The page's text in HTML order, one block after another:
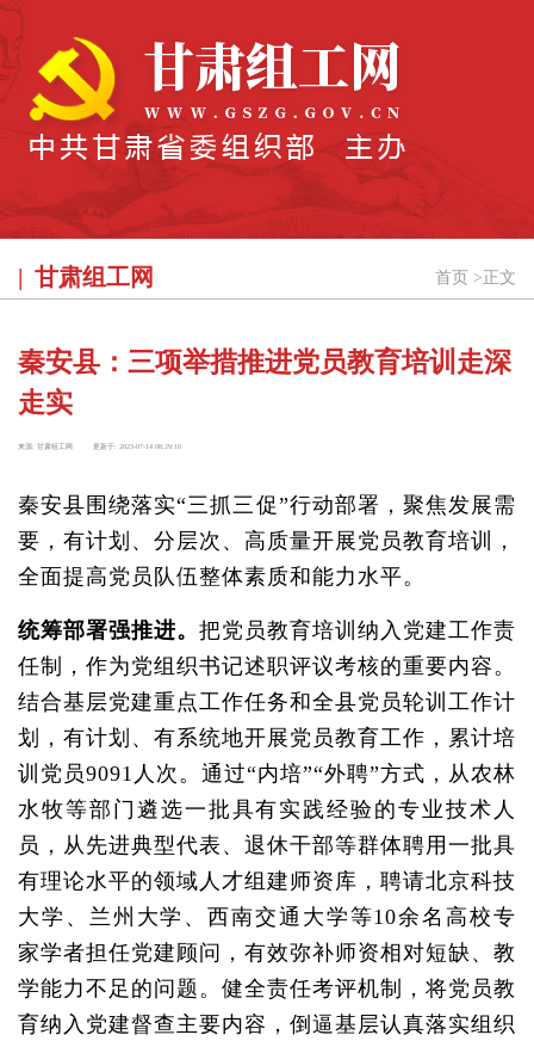
甘肃组工网 首页 > 正文
秦安县：三项举措推进党员教育培训走深
走实
来源: 甘肃组工网 更新于: 2023-07-14 08:29:10
秦安县围绕落实“三抓三促”行动部署，聚焦发展需
要，有计划、分层次、高质量开展党员教育培训，
全面提高党员队伍整体素质和能力水平。
统筹部署强推进。 把党员教育培训纳入党建工作责
任制，作为党组织书记述职评议考核的重要内容。
结合基层党建重点工作任务和全县党员轮训工作计
划，有计划、有系统地开展党员教育工作，累计培
训党员9091人次。通过“内培”“外聘”方式，从农林
水牧等部门遴选一批具有实践经验的专业技术人
员，从先进典型代表、退休干部等群体聘用一批具
有理论水平的领域人才组建师资库，聘请北京科技
大学、兰州大学、西南交通大学等10余名高校专
家学者担任党建顾问，有效弥补师资相对短缺、教
学能力不足的问题。健全责任考评机制，将党员教
育纳入党建督查主要内容，倒逼基层认真落实组织